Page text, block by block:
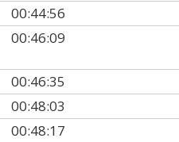
00:44:56
00:46:09
00:46:35
00:48:03
00:48:17